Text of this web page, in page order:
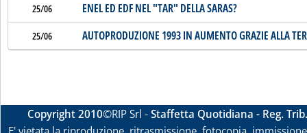
25/06 ENEL ED EDF NEL "TAR" DELLA SARAS?
25/06 AUTOPRODUZIONE 1993 IN AUMENTO GRAZIE ALLA
Copyright 2010©RIP Srl -Staffetta Quotidiana - Reg.